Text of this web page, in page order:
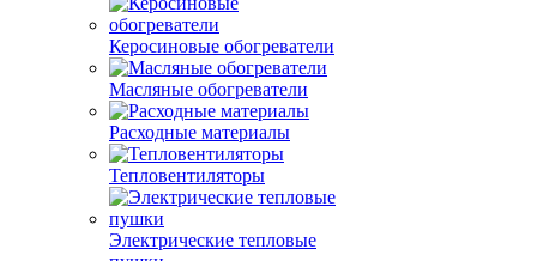
Керосиновые обогреватели
Масляные обогреватели
Расходные материалы
Тепловентиляторы
Электрические тепловые